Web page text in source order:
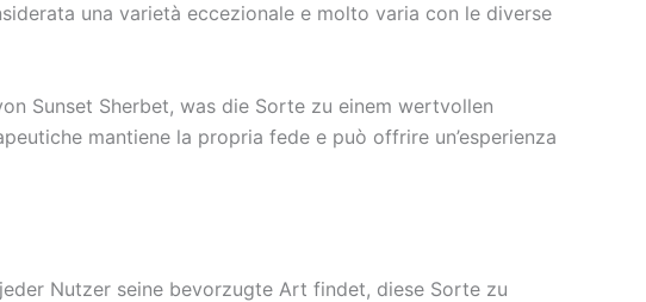
una varietà eccezionale e molto varia con le diverse
Sunset Sherbet, was die Sorte zu einem wertvollen
mantiene la propria fede e può offrire un’esperienza
Nutzer seine bevorzugte Art findet, diese Sorte zu